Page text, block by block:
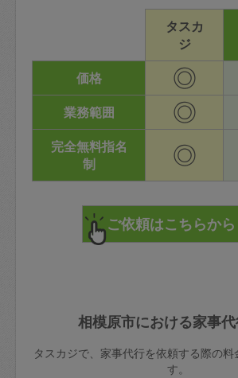
タスカ
ジ
価格
◎
業務範囲 ◎
完全無料指名
制
◎
相模原市における家事
タスカジで、家事代行を依頼する際の料
す。